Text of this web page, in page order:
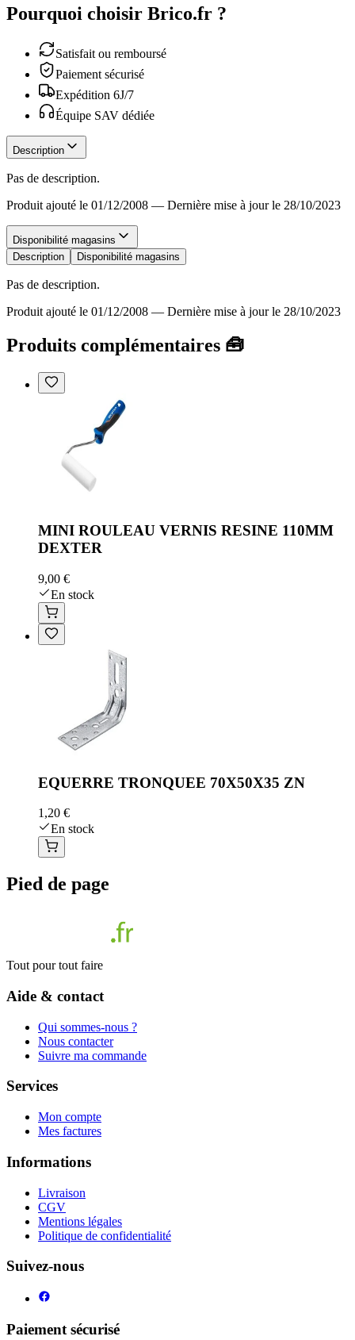
Pourquoi choisir Brico.fr ?
Satisfait ou remboursé
Paiement sécurisé
Expédition 6J/7
Équipe SAV dédiée
Description
Pas de description.
Produit ajouté le 01/12/2008 — Dernière mise à jour le 28/10/2023
Disponibilité magasins
Description
Disponibilité magasins
Pas de description.
Produit ajouté le 01/12/2008 — Dernière mise à jour le 28/10/2023
Produits complémentaires 🧰
MINI ROULEAU VERNIS RESINE 110MM
DEXTER
9,00 €
En stock
EQUERRE TRONQUEE 70X50X35 ZN
1,20 €
En stock
Pied de page
Tout pour tout faire
Aide & contact
Qui sommes-nous ?
Nous contacter
Suivre ma commande
Services
Mon compte
Mes factures
Informations
Livraison
CGV
Mentions légales
Politique de confidentialité
Suivez-nous
Paiement sécurisé